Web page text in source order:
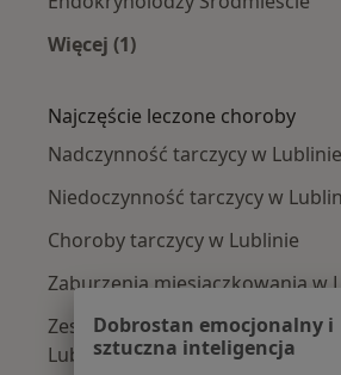
Więcej (1)
Najczęście leczone choroby
Nadczynność tarczycy w Lublinie
Niedoczynność tarczycy w
Choroby tarczycy w Lublinie
Zaburzenia miesiączkowania w
Zespół policystycznych jajników
Lublinie
Dobrostan emocjonalny i
sztuczna inteligencja